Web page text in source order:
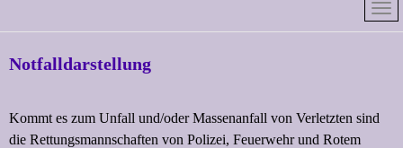
Notfalldarstellung
Kommt es zum Unfall und/oder Massenanfall von Verletzten sind
die Rettungsmannschaften von Polizei, Feuerwehr und Rotem